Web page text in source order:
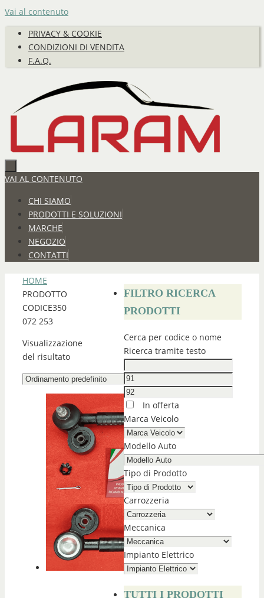
Vai al contenuto
PRIVACY & COOKIE
CONDIZIONI DI VENDITA
F.A.Q.
VAI AL CONTENUTO
CHI SIAMO
PRODOTTI E SOLUZIONI
MARCHE
NEGOZIO
CONTATTI
HOME
PRODOTTO
CODICE350
072 253
Visualizzazione
del risultato
FILTRO RICERCA
PRODOTTI
Cerca per codice o nome
Ricerca tramite testo
In offerta
Marca Veicolo
Modello Auto
Tipo di Prodotto
Carrozzeria
Meccanica
Impianto Elettrico
TUTTI I PRODOTTI